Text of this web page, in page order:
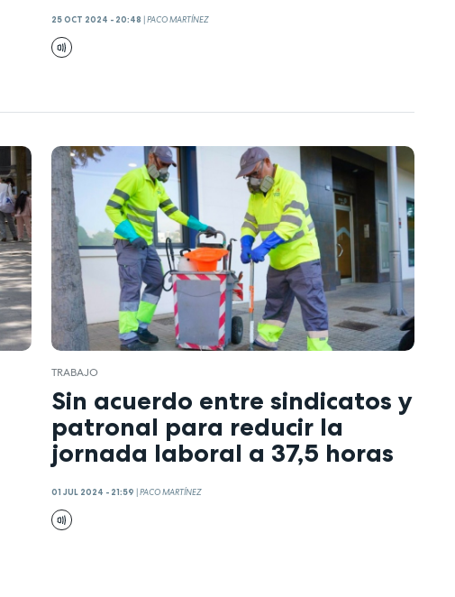
25 OCT 2024 - 20:48 |PACO MARTÍNEZ
TRABAJO
Sin acuerdo entre sindicatos y
patronal para reducir la
jornada laboral a 37,5 horas
01 JUL 2024 - 21:59 |PACO MARTÍNEZ